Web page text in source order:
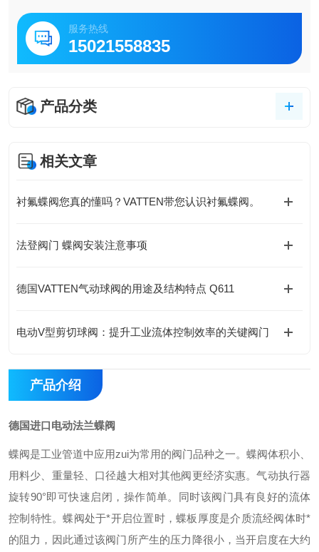
服务热线
15021558835
产品分类
相关文章
衬氟蝶阀您真的懂吗？VATTEN带您认识衬氟蝶阀。
法登阀门 蝶阀安装注意事项
德国VATTEN气动球阀的用途及结构特点 Q611
电动V型剪切球阀：提升工业流体控制效率的关键阀门
产品介绍
德国进口电动法兰蝶阀
蝶阀是工业管道中应用zui为常用的阀门品种之一。蝶阀体积小、
用料少、重量轻、口径越大相对其他阀更经济实惠。气动执行器
旋转90°即可快速启闭，操作简单。同时该阀门具有良好的流体
控制特性。蝶阀处于*开启位置时，蝶板厚度是介质流经阀体时*
的阻力，因此通过该阀门所产生的压力降很小，当开启度在大约